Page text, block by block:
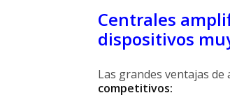
Centrales
dispositivos
Las grandes ventajas
competitivos: